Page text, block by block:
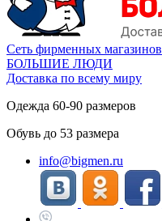
Сеть фирменных магазинов
БОЛЬШИЕ ЛЮДИ
Доставка по всему миру
Одежда 60-90 размеров
Обувь до 53 размера
info@bigmen.ru